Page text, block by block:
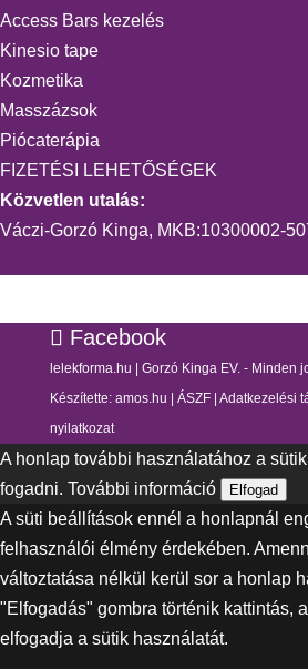
Access Bars kezelés
Kinesio tape
Kozmetika
Masszázsok
Piócaterápia
FIZETÉSI LEHETŐSÉGEK
Közvetlen utalás:
Váczi-Gorzó Kinga, MKB:10300002-
Facebook
lelekforma.hu | Gorzó Kinga EV. - Minden
Készítette: amos.hu ÁSZF| Adatkezelési
nyilatkozat
A honlap további használatához a sütik
fogadni. További információ Elfogad
A süti beállítások ennél a honlapnál
felhasználói élmény érdekében.
változtatása nélkül kerül sor a honlap
"Elfogadás" gombra történik kattintás,
elfogadja a sütik használatát.